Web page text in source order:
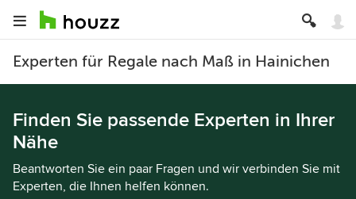
Experten für Regale nach Maß in Hainichen
Finden Sie passende Experten in Ihrer
Nähe
Beantworten Sie ein paar Fragen und wir verbinden Sie mit
Experten, die Ihnen helfen können.